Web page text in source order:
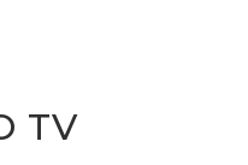
TV